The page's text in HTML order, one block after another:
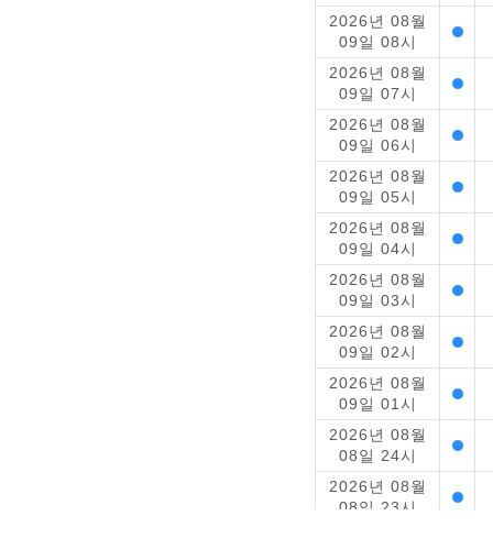
2026년 08월
09일 08시
2026년 08월
09일 07시
2026년 08월
09일 06시
2026년 08월
09일 05시
2026년 08월
09일 04시
2026년 08월
09일 03시
2026년 08월
09일 02시
2026년 08월
09일 01시
2026년 08월
08일 24시
2026년 08월
08일 23시